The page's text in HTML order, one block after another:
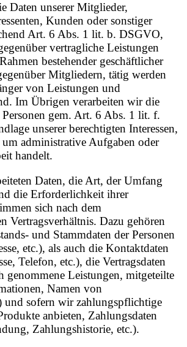
Daten unserer Mitglieder,
Kunden oder sonstiger
Art. 6 Abs. 1 lit. b. DSGVO,
vertragliche Leistungen
bestehender geschäftlicher
Mitgliedern, tätig werden
von Leistungen und
Im Übrigen verarbeiten wir die
gem. Art. 6 Abs. 1 lit. f.
unserer berechtigten Interessen,
administrative Aufgaben oder
handelt.
Daten, die Art, der Umfang
die Erforderlichkeit ihrer
sich nach dem
Vertragsverhältnis. Dazu gehören
und Stammdaten der Personen
etc.), als auch die Kontaktdaten
Telefon, etc.), die Vertragsdaten
genommene Leistungen, mitgeteilte
Namen von
und sofern wir zahlungspflichtige
anbieten, Zahlungsdaten
Zahlungshistorie, etc.).